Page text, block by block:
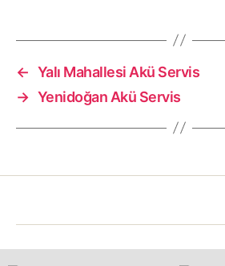
← Yalı Mahallesi Akü Servis
→ Yenidoğan Akü Servis